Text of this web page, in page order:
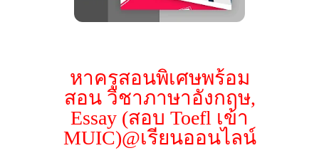
หาครูสอนพิเศษพร้อม
สอน วิชาภาษาอังกฤษ,
Essay (สอบ Toefl เข้า
MUIC)@เรียนออนไลน์